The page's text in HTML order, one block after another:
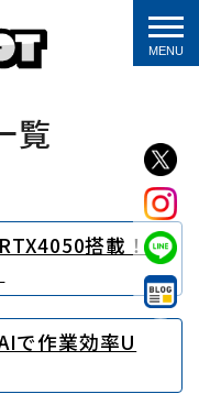
MENU
覧
搭載！ゲ
で作業効率U